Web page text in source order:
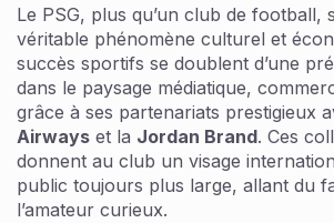
Le PSG, plus qu’un club de football,
véritable phénomène culturel et
succès sportifs se doublent d’une
dans le paysage médiatique,
grâce à ses partenariats prestigieux
Airways et la Jordan Brand. Ces
donnent au club un visage
public toujours plus large, allant du
l’amateur curieux.